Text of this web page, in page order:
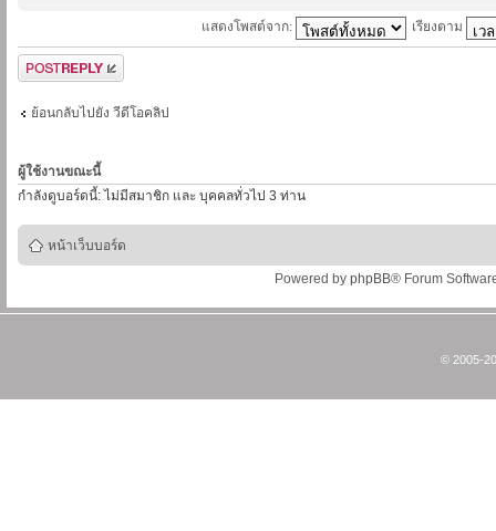
แสดงโพสต์จาก: เรียงตาม
ตอบกระทู้
ย้อนกลับไปยัง วีดีโอคลิป
ผู้ใช้งานขณะนี้
กำลังดูบอร์ดนี้: ไม่มีสมาชิก และ บุคคลทั่วไป 3 ท่าน
หน้าเว็บบอร์ด
Powered by phpBB® Forum
© 2005-